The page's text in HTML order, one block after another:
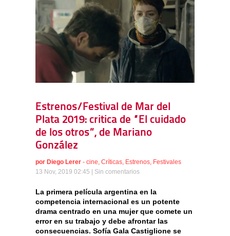
Estrenos/Festival de Mar del
Plata 2019: critica de “El cuidado
de los otros”, de Mariano
González
por Diego Lerer - cine, Críticas, Estrenos, Festivales
13 Nov, 2019 02:45 | Sin comentarios
La primera película argentina en la
competencia internacional es un potente
drama centrado en una mujer que comete un
error en su trabajo y debe afrontar las
consecuencias. Sofía Gala Castiglione se